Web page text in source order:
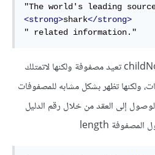
<strong>shark</strong>
" related information."
إن خاصيتي children و childNode تعيد مصفوفة ولكنها لاتمتلك
ولكنها تظهر بشكل مشابه للمصفوفات
إلى العقد من خلال رقم الدليل